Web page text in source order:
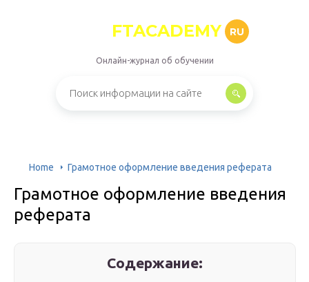
FTACADEMY RU
Онлайн-журнал об обучении
Home Грамотное оформление введения реферата
Грамотное оформление введения
реферата
Содержание: